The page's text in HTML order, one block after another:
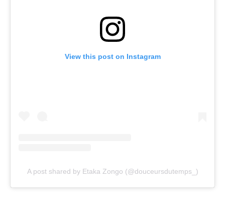
View this post on Instagram
A post shared by Etaka Zongo (@douceursdutemps_)